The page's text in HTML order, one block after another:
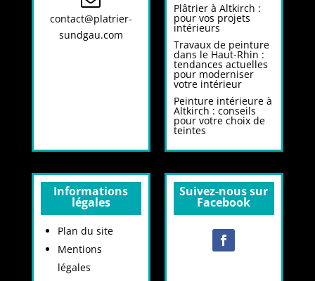
contact@platrier-
sundgau.com
Plâtrier à Altkirch :
pour vos projets
intérieurs
Travaux de peinture
dans le Haut-Rhin :
tendances actuelles
pour moderniser
votre intérieur
Peinture intérieure à
Altkirch : conseils
pour votre choix de
teintes
Informations
légales
Plan du site
Mentions
légales
Suivez-nous sur
Facebook